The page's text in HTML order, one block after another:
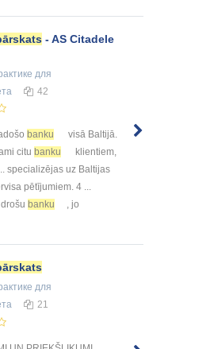
- AS Citadele
для
42
banku
visā Baltijā.
citu banku
klientiem,
specializējas uz Baltijas
pētījumiem. 4 ...
banku
, jo
для
21